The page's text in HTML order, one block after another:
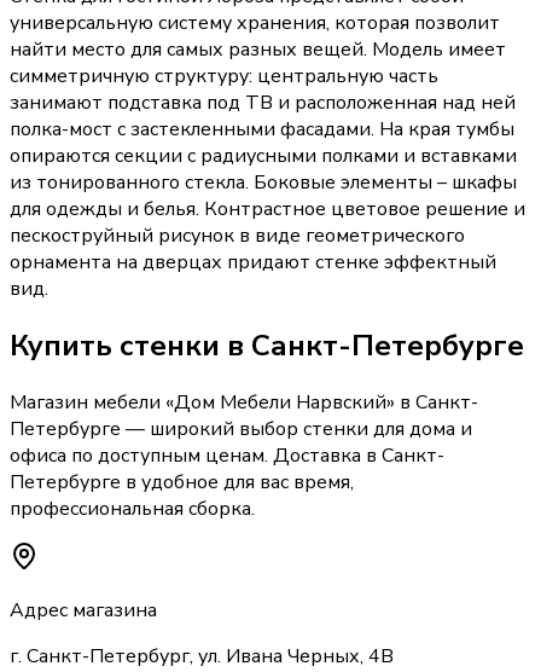
универсальную систему хранения, которая позволит
найти место для самых разных вещей. Модель имеет
симметричную структуру: центральную часть
занимают подставка под ТВ и расположенная над ней
полка-мост с застекленными фасадами. На края тумбы
опираются секции с радиусными полками и вставками
из тонированного стекла. Боковые элементы – шкафы
для одежды и белья. Контрастное цветовое решение и
пескоструйный рисунок в виде геометрического
орнамента на дверцах придают стенке эффектный
вид.
Купить стенки в Санкт-Петербурге
Магазин мебели «Дом Мебели Нарвский» в Санкт-
Петербурге — широкий выбор стенки для дома и
офиса по доступным ценам. Доставка в Санкт-
Петербурге в удобное для вас время,
профессиональная сборка.
Адрес магазина
г. Санкт-Петербург, ул. Ивана Черных, 4В